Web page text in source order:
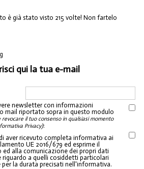
è già stato visto 215 volte! Non fartelo
qui la tua e-mail
newsletter con informazioni
mail riportato sopra in questo modulo
il tuo consenso in qualsiasi momento
Privacy):
aver ricevuto completa informativa ai
UE 2016/679 ed esprime il
alla comunicazione dei propri dati
riguardo a quelli cosiddetti particolari
la durata precisati nell'informativa.